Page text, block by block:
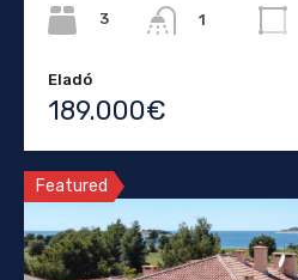
3
1
Eladó
189.000€
Featured